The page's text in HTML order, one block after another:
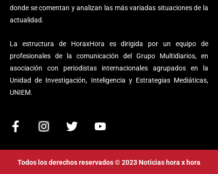
donde se comentan y analizan las más variadas situaciones de la
actualidad.
La estructura de HoraxHora es dirigida por un equipo de
profesionales de la comunicación del Grupo Multidiarios, en
asociación con periodistas internacionales agrupados en la
Unidad de Investigación, Inteligencia y Estrategias Mediáticas,
UNIEM.
F
c
e
I
s
t
T
i
t
Y
u
t
Todos los derechos reservados © 2023 Noticias hora x hora